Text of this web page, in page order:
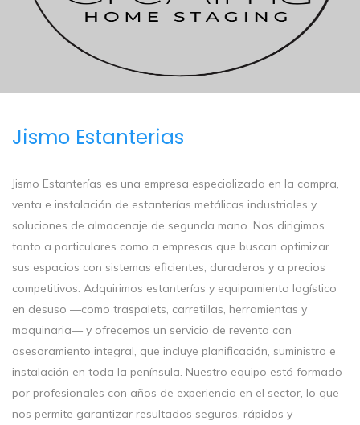
Jismo Estanterias
Jismo Estanterías es una empresa especializada en la compra,
venta e instalación de estanterías metálicas industriales y
soluciones de almacenaje de segunda mano. Nos dirigimos
tanto a particulares como a empresas que buscan optimizar
sus espacios con sistemas eficientes, duraderos y a precios
competitivos. Adquirimos estanterías y equipamiento logístico
en desuso —como traspalets, carretillas, herramientas y
maquinaria— y ofrecemos un servicio de reventa con
asesoramiento integral, que incluye planificación, suministro e
instalación en toda la península. Nuestro equipo está formado
por profesionales con años de experiencia en el sector, lo que
nos permite garantizar resultados seguros, rápidos y